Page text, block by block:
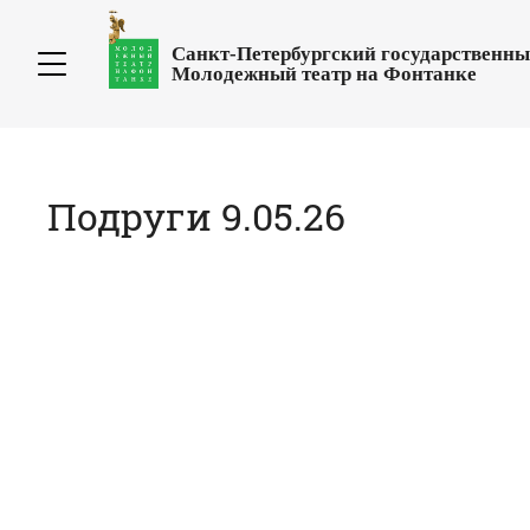
Санкт-Петербургский
Молодежный театр на Фонтанке
Подруги 9.05.26